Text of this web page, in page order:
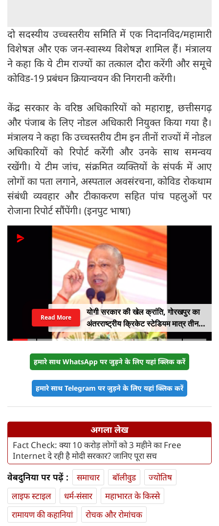
दो सदस्यीय उच्चस्तरीय समिति में एक निदानविद/महामारी
विशेषज्ञ और एक जन-स्वास्थ्य विशेषज्ञ शामिल हैं। मंत्रालय
ने कहा कि ये टीम राज्यों का तत्काल दौरा करेंगी और समूचे
कोविड-19 प्रबंधन क्रियान्वयन की निगरानी करेंगी।
केंद्र सरकार के वरिष्ठ अधिकारियों को महाराष्ट्र, छत्तीसगढ़
और पंजाब के लिए नोडल अधिकारी नियुक्त किया गया है।
मंत्रालय ने कहा कि उच्चस्तरीय टीम इन तीनों राज्यों में नोडल
अधिकारियों को रिपोर्ट करेंगी और उनके साथ समन्वय
रखेंगी। ये टीम जांच, संक्रमित व्यक्तियों के संपर्क में आए
लोगों का पता लगाने, अस्पताल अवसंरचना, कोविड रोकथाम
संबंधी व्यवहार और टीकाकरण सहित पांच पहलुओं पर
रोजाना रिपोर्ट सौंपेंगी। (इनपुट भाषा)
योगी सरकार की खेल क्रांति, गोरखपुर का
अंतरराष्ट्रीय क्रिकेट स्टेडियम मात्र तीन
महीने में लगभग 20% तैयार
Read More
हमारे साथ WhatsApp पर जुड़ने के लिए यहां क्लिक करें
हमारे साथ Telegram पर जुड़ने के लिए यहां क्लिक करें
अगला लेख
Fact Check: क्या 10 करोड़ लोगों को 3 महीने का Free
Internet दे रही है मोदी सरकार? जानिए पूरा सच
वेबदुनिया पर पढ़ें : समाचार बॉलीवुड
ज्योतिष
लाइफ स्‍टाइल
धर्म-संसार
महाभारत के किस्से
रामायण की कहानियां
रोचक और रोमांचक